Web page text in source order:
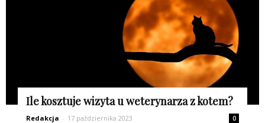
Ile kosztuje wizyta u weterynarza z kotem?
Redakcja - 17 października 2023 0